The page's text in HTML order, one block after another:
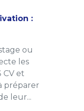
:
ou
les
CV et
préparer
leur...